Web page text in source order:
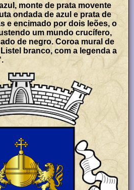
monte de prata movente
ondada de azul e prata de
e encimado por dois leões, o
um mundo crucífero,
de negro. Coroa mural de
branco, com a legenda a